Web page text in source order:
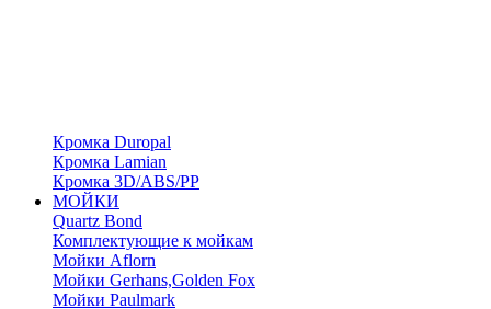
Кромка Duropal
Кромка Lamian
Кромка 3D/ABS/PP
МОЙКИ
Quartz Bond
Комплектующие к мойкам
Мойки Aflorn
Мойки Gerhans,Golden Fox
Мойки Paulmark